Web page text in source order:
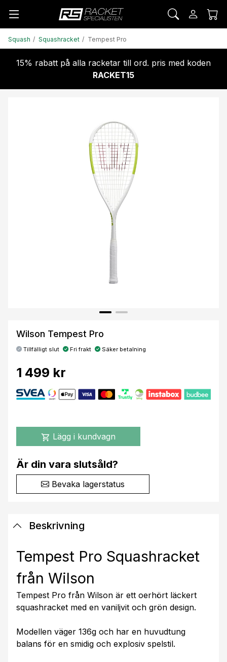
Squash Squashracket Tempest Pro
15% rabatt på alla racketar till ord. pris med koden
RACKET15
Wilson Tempest Pro
Tillfälligt slut Fri frakt Säker betalning
1 499 kr
shopping_cart Lägg i kundvagn
Är din vara slutsåld?
Bevaka lagerstatus
Beskrivning
Tempest Pro Squashracket
från Wilson
Tempest Pro från Wilson är ett oerhört läckert
squashracket med en vaniljvit och grön design.
Modellen väger 136g och har en huvudtung
balans för en smidig och explosiv spelstil.